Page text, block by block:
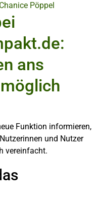
Chanice Pöppel
ans
Funktion informieren,
und Nutzer
vereinfacht.